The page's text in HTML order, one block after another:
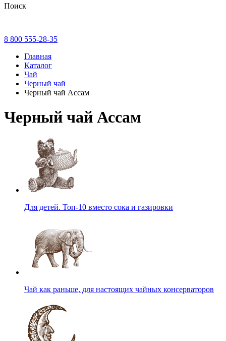
Поиск
8 800 555-28-35
Главная
Каталог
Чай
Черный чай
Черный чай Ассам
Черный чай Ассам
Для детей. Топ-10 вместо сока и газировки
Чай как раньше, для настоящих чайных консерваторов